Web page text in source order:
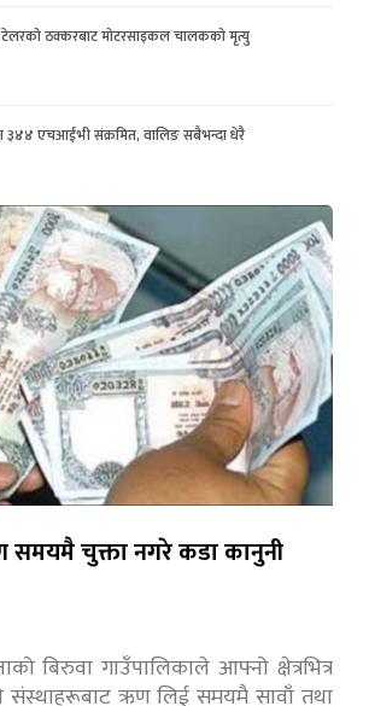
टेलरको ठक्करबाट मोटरसाइकल चालकको मृत्यु
३४४ एचआईभी संक्रमित, वालिङ सबैभन्दा धेरै
चुक्ता नगरे कडा कानुनी
बिरुवा गाउँपालिकाले आफ्नो क्षेत्रभित्र
संस्थाहरूबाट ऋण लिई समयमै सावाँ तथा